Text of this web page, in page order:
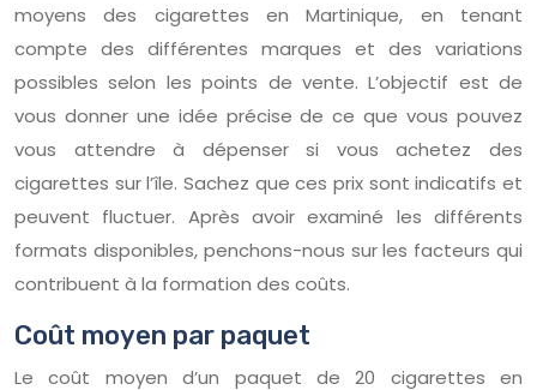
moyens des cigarettes en Martinique, en tenant
compte des différentes marques et des variations
possibles selon les points de vente. L’objectif est de
vous donner une idée précise de ce que vous pouvez
vous attendre à dépenser si vous achetez des
cigarettes sur l’île. Sachez que ces prix sont indicatifs et
peuvent fluctuer. Après avoir examiné les différents
formats disponibles, penchons-nous sur les facteurs qui
contribuent à la formation des coûts.
Coût moyen par paquet
Le coût moyen d’un paquet de 20 cigarettes en